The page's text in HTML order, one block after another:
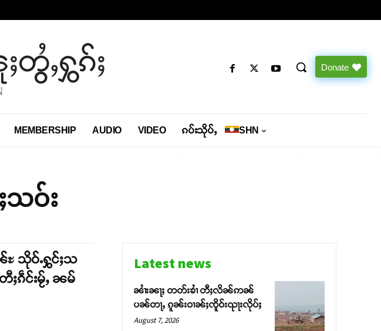
တွႆႇႁွၵ်ႈ Donate
MEMBERSHIP AUDIO VIDEO ၵပ်းသိုပ်ႇ SHN
သဝ်း
ႊ သိုဝ်ႉႁွင်ႈသ
ႈၵဵင်းမႂ်ႇ ၼမ်
Latest news
ၼၢႆးၼႃႈ တတ်းၶၢႆ တီႈလိၼ်ဢၼ်
ပၼ်တႃႇ ၵူၼ်းဝၢၼ်ႈၸိူဝ်းၺႃးလိုပ်ႈ
August 7, 2026